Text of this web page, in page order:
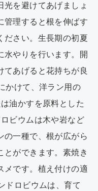
光を避けてあげましょ
管理すると根を伸ばす
ださい。生長期の初夏
水やりを行います。開
てあげると花持ちが良
かけて、洋ラン用の
油かすを原料とした
ビウムは木や岩など
の一種で、根が広がら
とができます。素焼き
メです。植え付けの適
ドロビウムは、育て